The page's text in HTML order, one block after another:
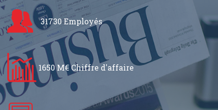
31730 Employés
1650 M€ Chiffre d'affaire